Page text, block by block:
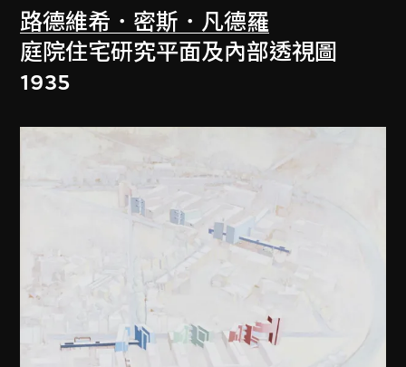
路德維希．密斯．凡德羅
庭院住宅研究平面及內部透視圖
1935